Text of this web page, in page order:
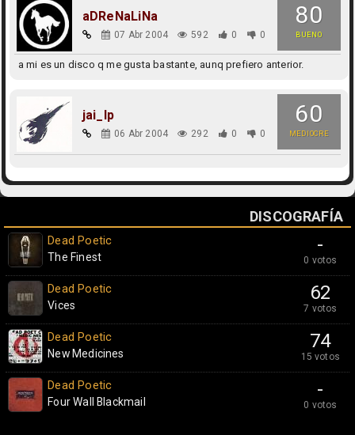
80
BUENO
aDReNaLiNa
07 Abr 2004 592 0 0
a mi es un disco q me gusta bastante, aunq prefiero anterior.
60
MEDIOCRE
jai_lp
06 Abr 2004 292 0 0
DISCOGRAFÍA
-
0 votos
Dead Poetic
The Finest
62
7 votos
Dead Poetic
Vices
74
15 votos
Dead Poetic
New Medicines
-
0 votos
Dead Poetic
Four Wall Blackmail